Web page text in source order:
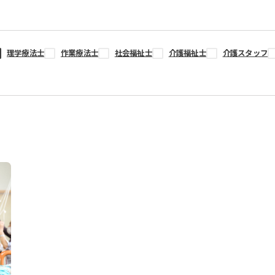
理学療法士 作業療法士 社会福祉士 介護福祉士 介護スタッフ